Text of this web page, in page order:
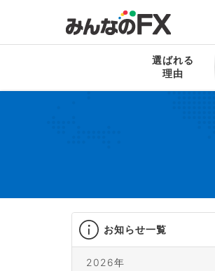
選ばれる
理由
お知らせ一覧
お知らせ一覧
2026年